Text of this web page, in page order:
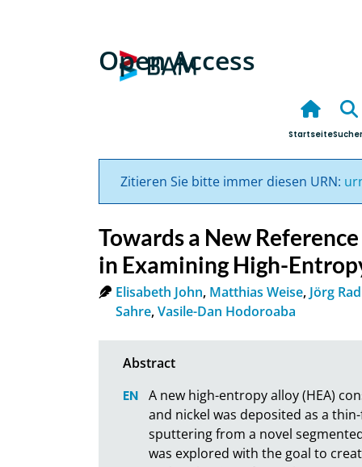
Open Access
Startseite
Zitieren Sie bitte immer diesen URN:
Towards a New
in Examining High-
Elisabeth John, Matthias Weise, Jörg
Sahre,Vasile-Dan Hodoroaba
A new high-entropy alloy (HEA)
and nickel was deposited as a
sputtering from a novel
was explored with the goal to